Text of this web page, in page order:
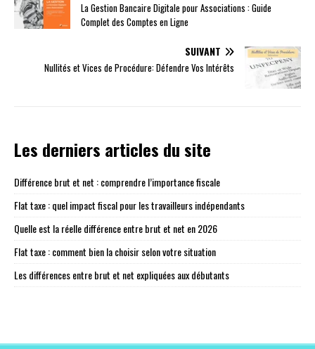
La Gestion Bancaire Digitale pour Associations : Guide
Complet des Comptes en Ligne
SUIVANT
Nullités et Vices de Procédure: Défendre Vos Intérêts
Les derniers articles du site
Différence brut et net : comprendre l’importance fiscale
Flat taxe : quel impact fiscal pour les travailleurs indépendants
Quelle est la réelle différence entre brut et net en 2026
Flat taxe : comment bien la choisir selon votre situation
Les différences entre brut et net expliquées aux débutants